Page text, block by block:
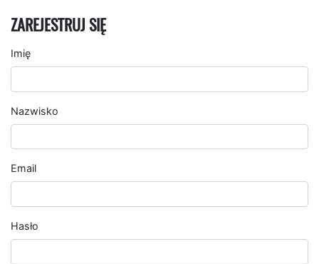
ZAREJESTRUJ SIĘ
Imię
Nazwisko
Email
Hasło